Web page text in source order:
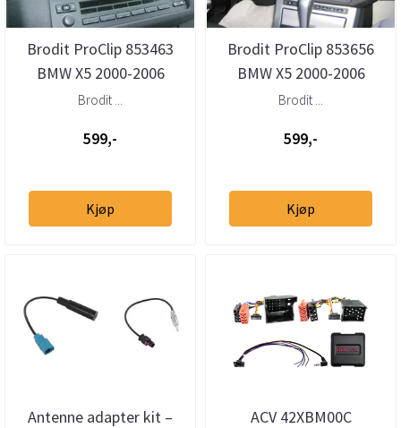
Brodit ProClip 853463
BMW X5 2000-2006
Senter
Brodit ...
599,-
Kjøp
Brodit ProClip 853656
BMW X5 2000-2006
Senter
Brodit ...
599,-
Kjøp
Antenne adapter kit –
ACV 42XBM00C